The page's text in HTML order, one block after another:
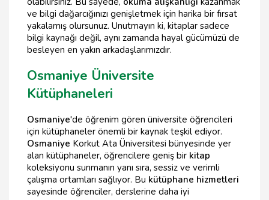
ve bilgi dağarcığınızı genişletmek için harika bir fırsat
yakalamış olursunuz. Unutmayın ki, kitaplar sadece
bilgi kaynağı değil, aynı zamanda hayal gücümüzü de
besleyen en yakın arkadaşlarımızdır.
Osmaniye Üniversite
Kütüphaneleri
Osmaniye'de öğrenim gören üniversite öğrencileri
için kütüphaneler önemli bir kaynak teşkil ediyor.
Osmaniye Korkut Ata Üniversitesi bünyesinde yer
alan kütüphaneler, öğrencilere geniş bir kitap
koleksiyonu sunmanın yanı sıra, sessiz ve verimli
çalışma ortamları sağlıyor. Bu kütüphane hizmetleri
sayesinde öğrenciler, derslerine daha iyi